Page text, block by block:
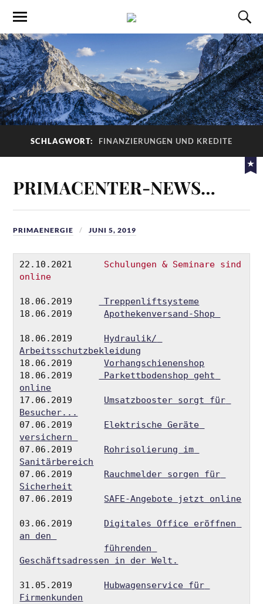
SCHLAGWORT: FINANZIERUNGEN UND KREDITE
PRIMACENTER-NEWS…
PRIMAENERGIE JUNI 5, 2019
22.10.2021 Schulungen & Seminare sind
online
18.06.2019
Treppenliftsysteme
18.06.2019 Apothekenversand-Shop
18.06.2019 Hydraulik/
Arbeitsschutzbekleidung
18.06.2019 Vorhangschienenshop
18.06.2019
Parkettbodenshop geht
online
17.06.2019 Umsatzbooster sorgt für
Besucher...
07.06.2019
Elektrische Geräte
versichern
07.06.2019 Rohrisolierung im
Sanitärbereich
07.06.2019 Rauchmelder sorgen für
Sicherheit
07.06.2019 SAFE-Angebote jetzt online
03.06.2019 Digitales Office eröffnen
an den
führenden
Geschäftsadressen in der Welt.
31.05.2019 Hubwagenservice für
Firmenkunden